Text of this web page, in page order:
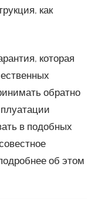
как
которая
обратно
в подобных
об этом